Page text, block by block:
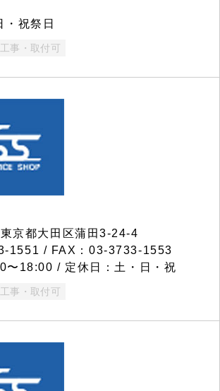
・祝祭日
工事・取付可
京都大田区蒲田3-24-4
1551 / FAX：03-3733-1553
〜18:00 / 定休日：土・日・祝
工事・取付可